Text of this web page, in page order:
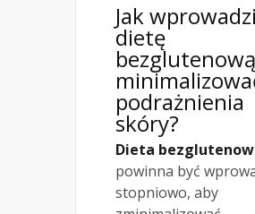
Jak
dietę
podrażnienia
skóry?
Dieta
powinna być
stopniowo, aby